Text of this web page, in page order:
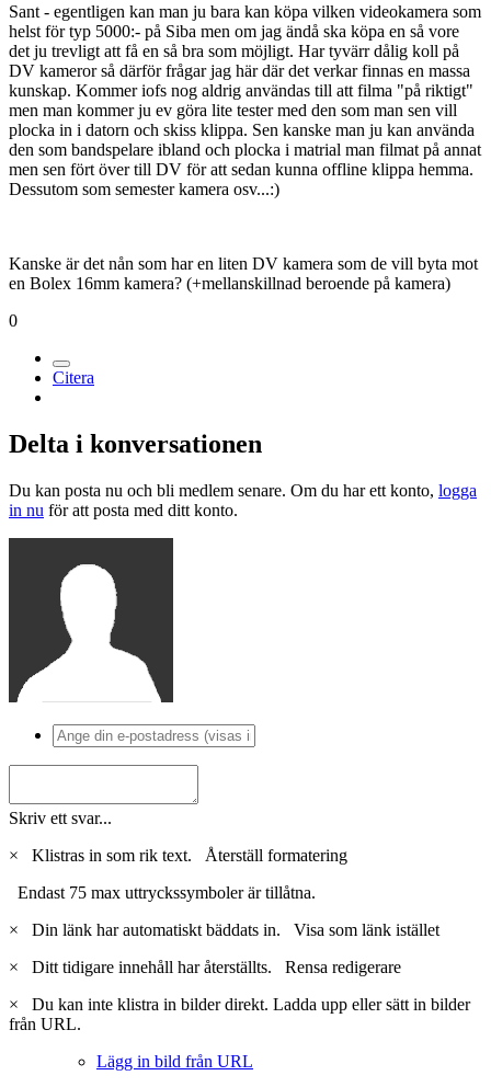
Sant - egentligen kan man ju bara kan köpa vilken videokamera som
helst för typ 5000:- på Siba men om jag ändå ska köpa en så vore
det ju trevligt att få en så bra som möjligt. Har tyvärr dålig koll på
DV kameror så därför frågar jag här där det verkar finnas en massa
kunskap. Kommer iofs nog aldrig användas till att filma "på riktigt"
men man kommer ju ev göra lite tester med den som man sen vill
plocka in i datorn och skiss klippa. Sen kanske man ju kan använda
den som bandspelare ibland och plocka i matrial man filmat på annat
men sen fört över till DV för att sedan kunna offline klippa hemma.
Dessutom som semester kamera osv...:)
Kanske är det nån som har en liten DV kamera som de vill byta mot
en Bolex 16mm kamera? (+mellanskillnad beroende på kamera)
0
Citera
Delta i konversationen
Du kan posta nu och bli medlem senare. Om du har ett konto, logga
in nu för att posta med ditt konto.
Skriv ett svar...
×
Klistras in som rik text. Återställ formatering
Endast 75 max uttryckssymboler är tillåtna.
×
Din länk har automatiskt bäddats in. Visa som länk istället
×
Ditt tidigare innehåll har återställts. Rensa redigerare
×
Du kan inte klistra in bilder direkt. Ladda upp eller sätt in bilder
från URL.
Lägg in bild från URL